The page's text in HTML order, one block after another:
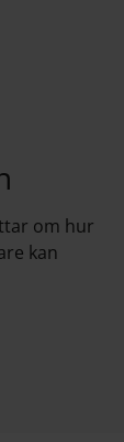
om hur
kan